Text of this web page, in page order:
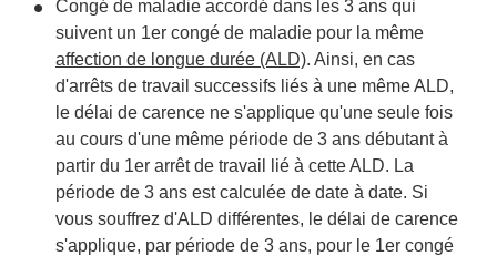
Congé de maladie accordé dans les 3 ans qui
suivent un 1er congé de maladie pour la même
affection de longue durée (ALD). Ainsi, en cas
d'arrêts de travail successifs liés à une même ALD,
le délai de carence ne s'applique qu'une seule fois
au cours d'une même période de 3 ans débutant à
partir du 1er arrêt de travail lié à cette ALD. La
période de 3 ans est calculée de date à date. Si
vous souffrez d'ALD différentes, le délai de carence
s'applique, par période de 3 ans, pour le 1er congé